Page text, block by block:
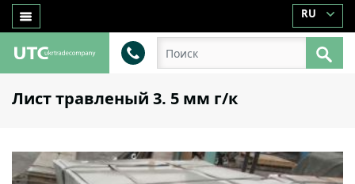
RU
Лист травленый 3. 5 мм г/к